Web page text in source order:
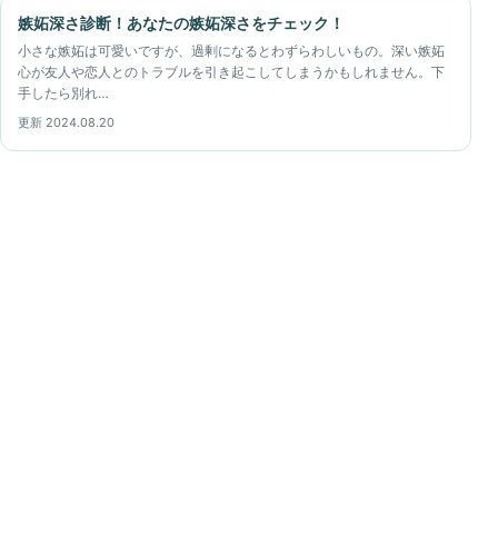
嫉妬深さ診断！あなたの嫉妬深さをチェック！
小さな嫉妬は可愛いですが、過剰になるとわずらわしいもの。深い嫉妬
心が友人や恋人とのトラブルを引き起こしてしまうかもしれません。下
手したら別れ…
更新 2024.08.20